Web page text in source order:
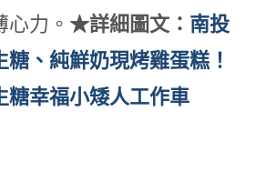
力。 ★詳細圖文： 南投
、純鮮奶現烤雞蛋糕！
糖幸福小矮人工作車